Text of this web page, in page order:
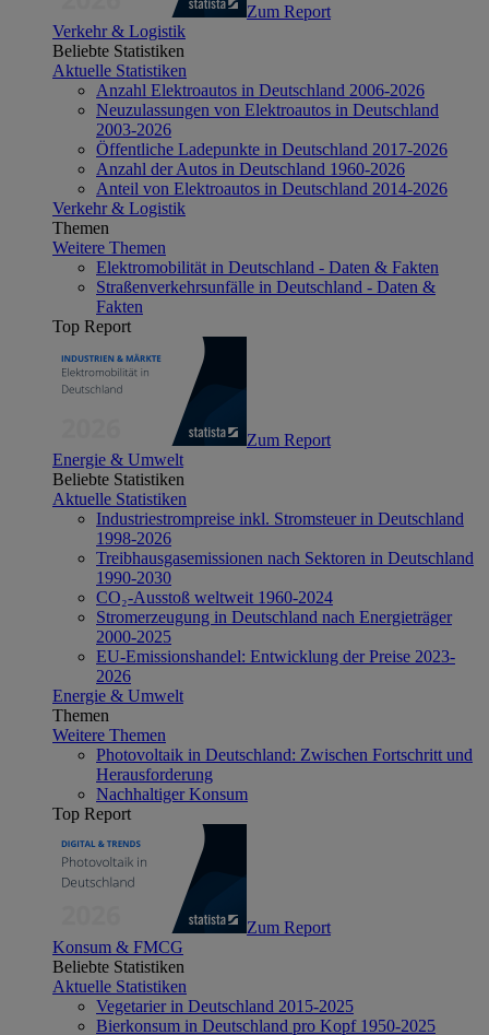
Zum Report
Verkehr & Logistik
Beliebte Statistiken
Aktuelle Statistiken
Anzahl Elektroautos in Deutschland 2006-2026
Neuzulassungen von Elektroautos in Deutschland
2003-2026
Öffentliche Ladepunkte in Deutschland 2017-2026
Anzahl der Autos in Deutschland 1960-2026
Anteil von Elektroautos in Deutschland 2014-2026
Verkehr & Logistik
Themen
Weitere Themen
Elektromobilität in Deutschland - Daten & Fakten
Straßenverkehrsunfälle in Deutschland - Daten &
Fakten
Top Report
Zum Report
Energie & Umwelt
Beliebte Statistiken
Aktuelle Statistiken
Industriestrompreise inkl. Stromsteuer in Deutschland
1998-2026
Treibhausgasemissionen nach Sektoren in Deutschland
1990-2030
CO₂-Ausstoß weltweit 1960-2024
Stromerzeugung in Deutschland nach Energieträger
2000-2025
EU-Emissionshandel: Entwicklung der Preise 2023-
2026
Energie & Umwelt
Themen
Weitere Themen
Photovoltaik in Deutschland: Zwischen Fortschritt und
Herausforderung
Nachhaltiger Konsum
Top Report
Zum Report
Konsum & FMCG
Beliebte Statistiken
Aktuelle Statistiken
Vegetarier in Deutschland 2015-2025
Bierkonsum in Deutschland pro Kopf 1950-2025